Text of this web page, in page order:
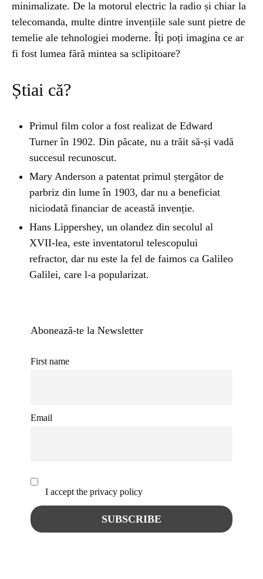
minimalizate. De la motorul electric la radio și chiar la
telecomanda, multe dintre invențiile sale sunt pietre de
temelie ale tehnologiei moderne. Îți poți imagina ce ar
fi fost lumea fără mintea sa sclipitoare?
Știai că?
Primul film color a fost realizat de Edward
Turner în 1902. Din păcate, nu a trăit să-și vadă
succesul recunoscut.
Mary Anderson a patentat primul ștergător de
parbriz din lume în 1903, dar nu a beneficiat
niciodată financiar de această invenție.
Hans Lippershey, un olandez din secolul al
XVII-lea, este inventatorul telescopului
refractor, dar nu este la fel de faimos ca Galileo
Galilei, care l-a popularizat.
Abonează-te la Newsletter
First name
Email
I accept the privacy policy